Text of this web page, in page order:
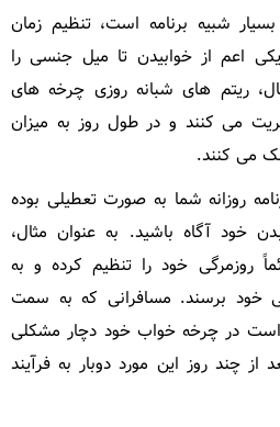
شبیه برنامه است، تنظیم زمان
اعم از خوابیدن تا میل جنسی را
ریتم های شبانه روزی چرخه های
می کنند و در طول روز به میزان
می کنند.
روزانه شما به صورت تعطیلی بوده
خود آگاه باشید. به عنوان مثال،
روزمرگی خود را تنظیم کرده و به
خود برسند. مسافرانی که به سمت
در چرخه خواب خود دچار مشکلی
چند روز این مورد دوبار به فرآیند